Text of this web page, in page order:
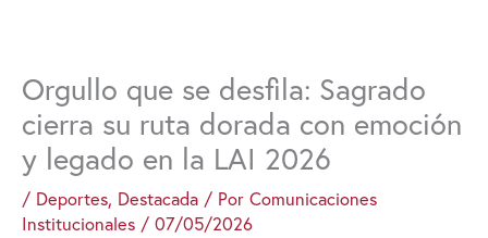
Orgullo que se desfila: Sagrado
cierra su ruta dorada con emoción
y legado en la LAI 2026
/ Deportes, Destacada / Por Comunicaciones
Institucionales / 07/05/2026